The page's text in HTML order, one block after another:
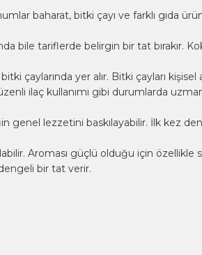
baharat, bitki çayı ve farklı gıda
tariflerde belirgin bir tat bırakır.
çaylarında yer alır. Bitki çayları kişisel
ilaç kullanımı gibi durumlarda uzman
genel lezzetini baskılayabilir. İlk kez
Aroması güçlü olduğu için özellikle
bir tat verir.